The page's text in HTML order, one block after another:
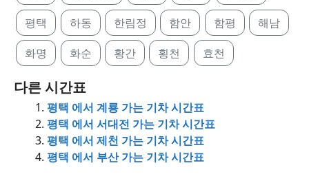
평택 하동 한림정 함안 함평 해남
화명 화순 황간 횡천 효천
다른 시간표
평택 에서 계룡 가는 기차 시간표
평택 에서 서대전 가는 기차 시간표
평택 에서 제천 가는 기차 시간표
평택 에서 부산 가는 기차 시간표